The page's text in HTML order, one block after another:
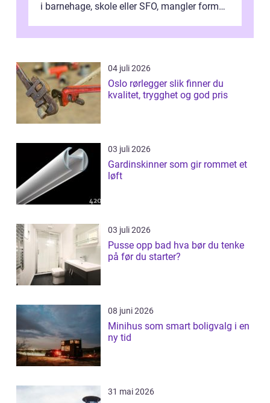
i barnehage, skole eller SFO, mangler formell
04 juli 2026
Oslo rørlegger slik finner du
kvalitet, trygghet og god pris
03 juli 2026
Gardinskinner som gir rommet et
løft
03 juli 2026
Pusse opp bad hva bør du tenke
på før du starter?
08 juni 2026
Minihus som smart boligvalg i en
ny tid
31 mai 2026